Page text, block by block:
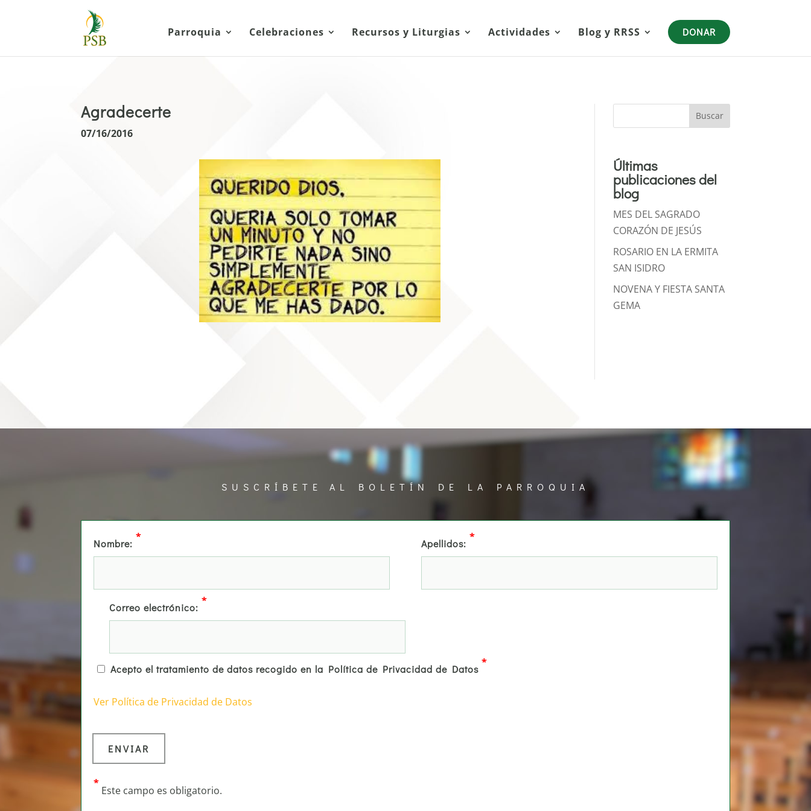
Parroquia Celebraciones Recursos y Liturgias Actividades Blog y RRSS DONAR
Agradecerte
07/16/2016
Buscar
Últimas
publicaciones del
blog
MES DEL SAGRADO
CORAZÓN DE JESÚS
ROSARIO EN LA ERMITA
SAN ISIDRO
NOVENA Y FIESTA SANTA
GEMA
SUSCRÍBETE AL BOLETÍN DE LA PARROQUIA
Nombre:
*
Apellidos:
*
Correo electrónico:
*
Acepto el tratamiento de datos recogido en la Política de Privacidad de Datos
*
Ver Política de Privacidad de Datos
*
Este campo es obligatorio.